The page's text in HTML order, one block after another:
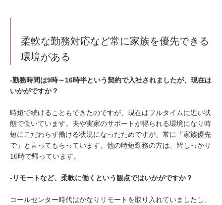
柔軟な勤務対応など常に家族を優先できる
環境がある
‐勤務時間は9時～16時半という契約で入社されましたが、現在は
いかがですか？
時短で続けることもできたのですが、現在はフルタイムに近い状
態で働いています。夫や実家のサポートが得られる環境になり時
短にこだわらず働ける状況になったためですが、常に「家族優先
で」と言ってもらっています。他の時短勤務の方は、皆しっかり
16時で帰っています。
‐リモートなど、柔軟に働くという観点ではいかがですか？
コールセンター時代はかなりリモートを取り入れていましたし、